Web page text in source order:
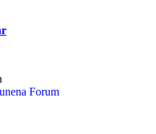
Forum